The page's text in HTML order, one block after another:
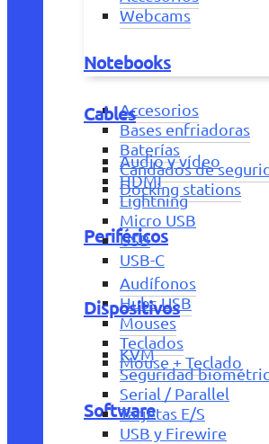
Webcams
Notebooks
Accesorios
Bases enfriadoras
Baterías
Candados de
Docking stations
Periféricos
Audífonos
Hubs USB
Mouses
Teclados
Mouse + Teclado
Software
Cables
Audio y vídeo
HDMI
Lightning
Micro USB
USB
USB-C
Dispositivos
KVM
Seguridad
Serial / Parallel
Tarjetas E/S
USB y Firewire